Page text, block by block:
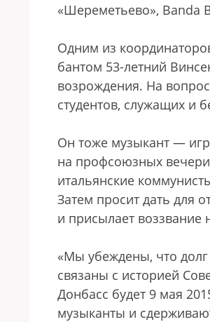
«Шереметьево», Banda
Одним из
бантом 53-летний
возрождения. На вопрос
студентов, служащих и
Он тоже музыкант —
на профсоюзных
итальянские
Затем просит дать для
и присылает воззвание
«Мы убеждены, что
связаны с историей
Донбасс будет 9 мая
музыканты и